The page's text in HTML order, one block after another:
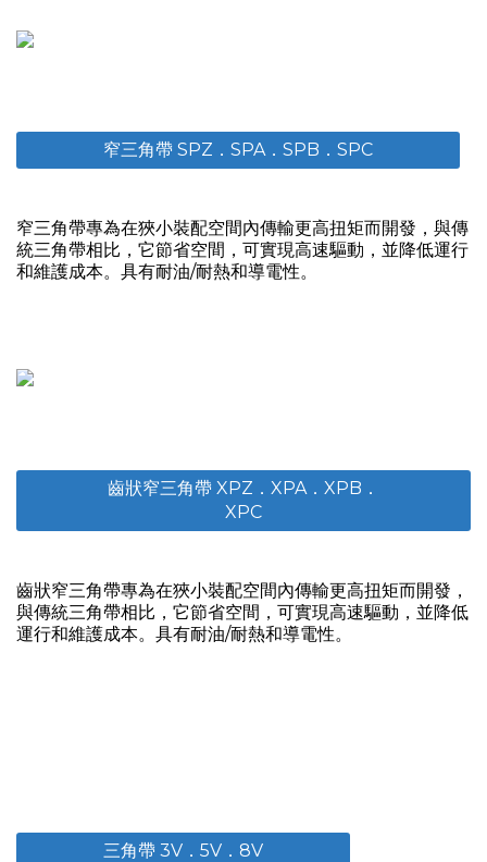
窄三角帶 SPZ．SPA．SPB．SPC
窄三角帶專為在狹小裝配空間內傳輸更高扭矩而開發，與傳
統三角帶相比，它節省空間，可實現高速驅動，並降低運行
和維護成本。具有耐油/耐熱和導電性。
齒狀窄三角帶 XPZ．XPA．XPB．
XPC
齒狀窄三角帶專為在狹小裝配空間內傳輸更高扭矩而開發，
與傳統三角帶相比，它節省空間，可實現高速驅動，並降低
運行和維護成本。具有耐油/耐熱和導電性。
三角帶 3V．5V．8V